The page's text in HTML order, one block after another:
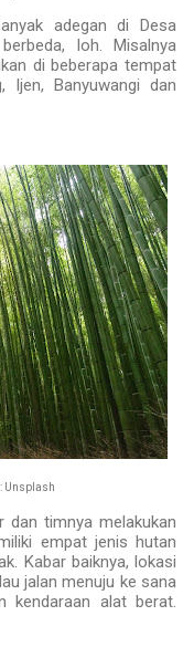
adegan di Desa
loh. Misalnya
di beberapa tempat
Ijen, Banyuwangi dan
Unsplash
timnya melakukan
empat jenis hutan
Kabar baiknya, lokasi
jalan menuju ke sana
kendaraan alat berat.